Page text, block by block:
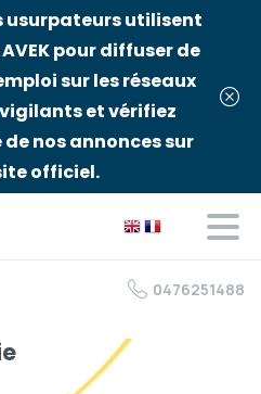
usurpateurs utilisent
pour diffuser de
sur les réseaux
et vérifiez
nos annonces sur
officiel.
0476251488